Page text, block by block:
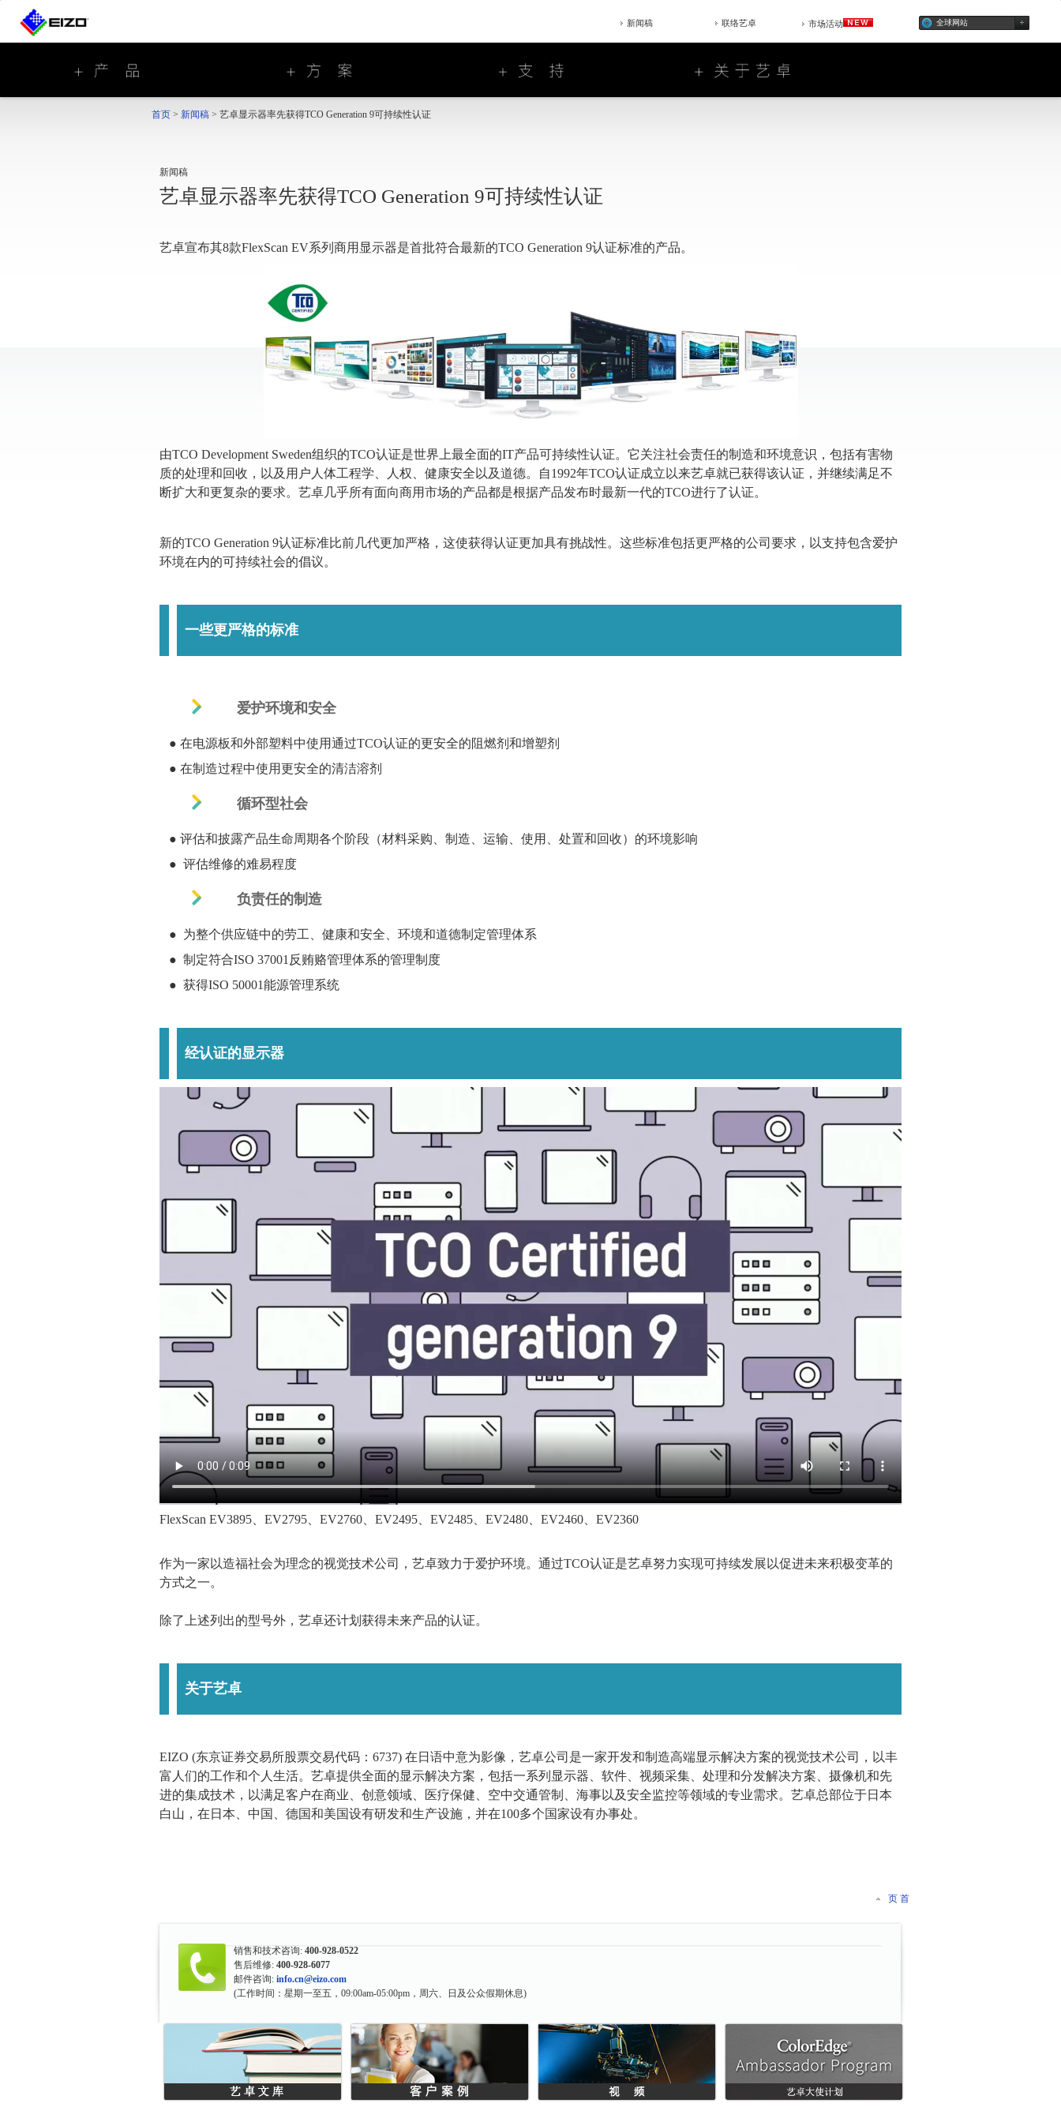
市场活动
联络艺卓
新闻稿 全球网站
首页 > 新闻稿 > 艺卓显示器率先获得TCO Generation 9可持续性认证
新闻稿
艺卓显示器率先获得TCO Generation 9可持续性认证
艺卓宣布其8款FlexScan EV系列商用显示器是首批符合最新的TCO Generation 9认证标准的产品。
由TCO Development Sweden组织的TCO认证是世界上最全面的IT产品可持续性认证。它关注社会责任的制造和环境意识，包括有害物
质的处理和回收，以及用户人体工程学、人权、健康安全以及道德。自1992年TCO认证成立以来艺卓就已获得该认证，并继续满足不
断扩大和更复杂的要求。艺卓几乎所有面向商用市场的产品都是根据产品发布时最新一代的TCO进行了认证。
新的TCO Generation 9认证标准比前几代更加严格，这使获得认证更加具有挑战性。这些标准包括更严格的公司要求，以支持包含爱护
环境在内的可持续社会的倡议。
一些更严格的标准
爱护环境和安全
● 在电源板和外部塑料中使用通过TCO认证的更安全的阻燃剂和增塑剂
● 在制造过程中使用更安全的清洁溶剂
循环型社会
● 评估和披露产品生命周期各个阶段（材料采购、制造、运输、使用、处置和回收）的环境影响
● 评估维修的难易程度
负责任的制造
● 为整个供应链中的劳工、健康和安全、环境和道德制定管理体系
● 制定符合ISO 37001反贿赂管理体系的管理制度
● 获得ISO 50001能源管理系统
经认证的显示器
FlexScan EV3895、EV2795、EV2760、EV2495、EV2485、EV2480、EV2460、EV2360
作为一家以造福社会为理念的视觉技术公司，艺卓致力于爱护环境。通过TCO认证是艺卓努力实现可持续发展以促进未来积极变革的
方式之一。
除了上述列出的型号外，艺卓还计划获得未来产品的认证。
关于艺卓
EIZO (东京证券交易所股票交易代码：6737) 在日语中意为影像，艺卓公司是一家开发和制造高端显示解决方案的视觉技术公司，以丰
富人们的工作和个人生活。艺卓提供全面的显示解决方案，包括一系列显示器、软件、视频采集、处理和分发解决方案、摄像机和先
进的集成技术，以满足客户在商业、创意领域、医疗保健、空中交通管制、海事以及安全监控等领域的专业需求。艺卓总部位于日本
白山，在日本、中国、德国和美国设有研发和生产设施，并在100多个国家设有办事处。
页 首
销售和技术咨询: 400-928-0522
售后维修: 400-928-6077
邮件咨询: info.cn@eizo.com
(工作时间：星期一至五，09:00am-05:00pm，周六、日及公众假期休息)